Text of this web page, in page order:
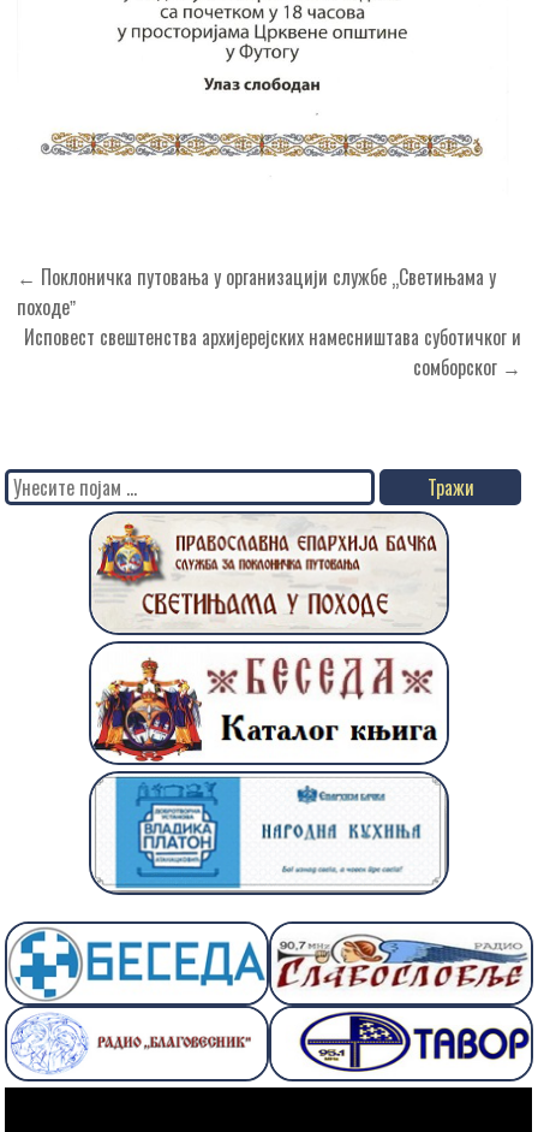
Кретање
чланка
← Поклоничка путовања у организацији службе „Светињама у
походеˮ
Исповест свештенства архијерејских намесништава суботичког и
сомборског →
Search
for: